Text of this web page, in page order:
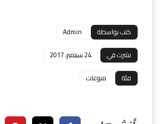
كتب بواسطة
Admin
نشرت في
24 سبتمبر، 2017
فئة
منوعات